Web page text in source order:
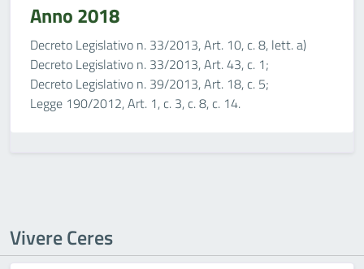
Anno 2018
Decreto Legislativo n. 33/2013, Art. 10, c. 8, lett. a)
Decreto Legislativo n. 33/2013, Art. 43, c. 1;
Decreto Legislativo n. 39/2013, Art. 18, c. 5;
Legge 190/2012, Art. 1, c. 3, c. 8, c. 14.
Vivere Ceres